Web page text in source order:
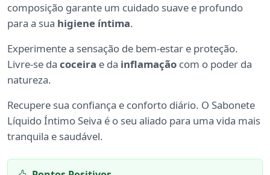
composição garante um cuidado suave e profundo
para a sua higiene íntima.
Experimente a sensação de bem-estar e proteção.
Livre-se da coceira e da inflamação com o poder da
natureza.
Recupere sua confiança e conforto diário. O Sabonete
Líquido Íntimo Seiva é o seu aliado para uma vida mais
tranquila e saudável.